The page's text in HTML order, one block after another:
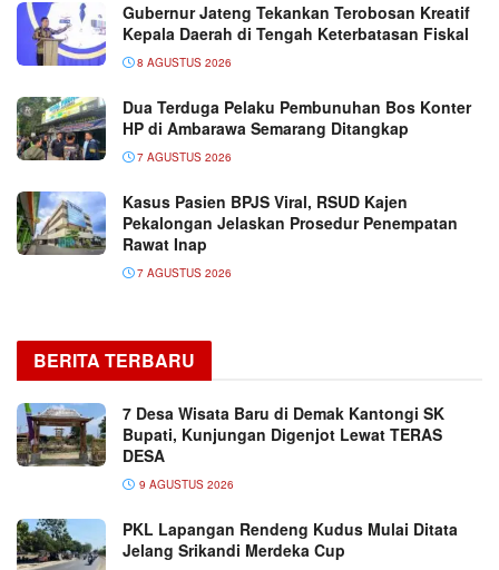
Gubernur Jateng Tekankan Terobosan Kreatif
Kepala Daerah di Tengah Keterbatasan Fiskal
8 AGUSTUS 2026
Dua Terduga Pelaku Pembunuhan Bos Konter
HP di Ambarawa Semarang Ditangkap
7 AGUSTUS 2026
Kasus Pasien BPJS Viral, RSUD Kajen
Pekalongan Jelaskan Prosedur Penempatan
Rawat Inap
7 AGUSTUS 2026
BERITA TERBARU
7 Desa Wisata Baru di Demak Kantongi SK
Bupati, Kunjungan Digenjot Lewat TERAS
DESA
9 AGUSTUS 2026
PKL Lapangan Rendeng Kudus Mulai Ditata
Jelang Srikandi Merdeka Cup